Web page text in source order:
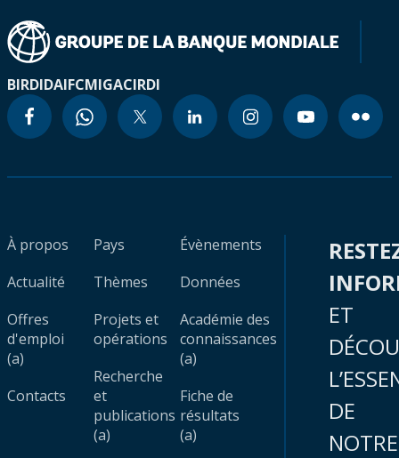
BIRDIDAIFCMIGACIRDI
À propos
Actualité
Offres
d'emploi
(a)
Contacts
Pays
Thèmes
Projets et
opérations
Recherche
et
publications
(a)
Évènements
Données
Académie des
connaissances
(a)
Fiche de
résultats
(a)
ET
DE
NOTRE